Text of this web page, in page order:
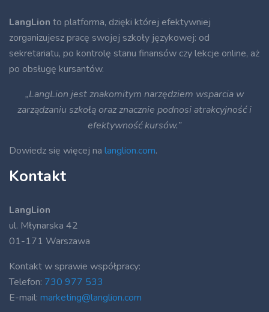
LangLion to platforma, dzięki której efektywniej
zorganizujesz pracę swojej szkoły językowej: od
sekretariatu, po kontrolę stanu finansów czy lekcje online, aż
po obsługę kursantów.
„LangLion jest znakomitym narzędziem wsparcia w
zarządzaniu szkołą oraz znacznie podnosi atrakcyjność i
efektywność kursów.”
Dowiedz się więcej na langlion.com.
Kontakt
LangLion
ul. Młynarska 42
01-171 Warszawa
Kontakt w sprawie współpracy:
Telefon: 730 977 533
E-mail: marketing@langlion.com